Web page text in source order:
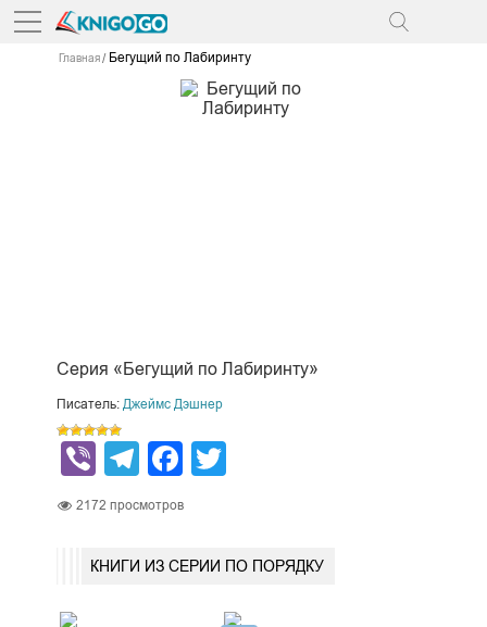
Главная Бегущий по Лабиринту
Серия «Бегущий по Лабиринту»
Писатель: Джеймс Дэшнер
ViberTelegram
Facebook
2172 просмотров
КНИГИ ИЗ СЕРИИ ПО ПОРЯДКУ